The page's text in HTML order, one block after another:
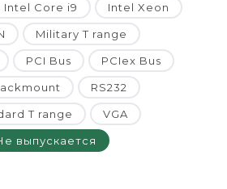
Intel Core i9 Intel Xeon
Military T range
PCI Bus PCIex Bus
RS232
T range VGA
выпускается